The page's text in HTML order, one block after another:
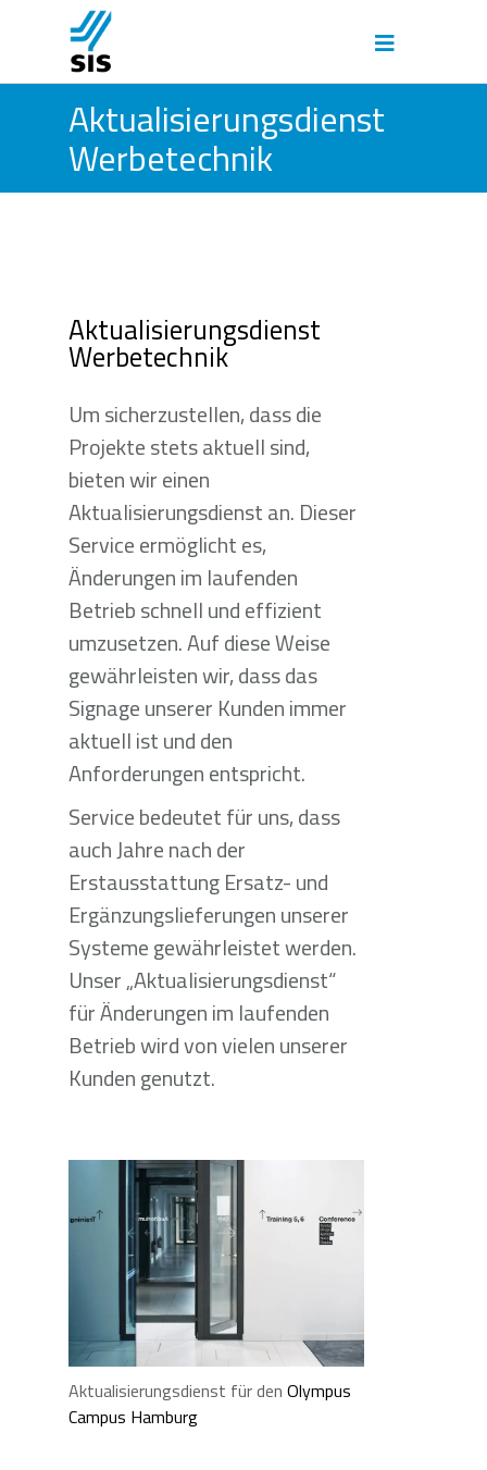
Aktualisierungsdienst
Werbetechnik
Aktualisierungsdienst
Werbetechnik
Um sicherzustellen, dass die
Projekte stets aktuell sind,
bieten wir einen
Aktualisierungsdienst an. Dieser
Service ermöglicht es,
Änderungen im laufenden
Betrieb schnell und effizient
umzusetzen. Auf diese Weise
gewährleisten wir, dass das
Signage unserer Kunden immer
aktuell ist und den
Anforderungen entspricht.
Service bedeutet für uns, dass
auch Jahre nach der
Erstausstattung Ersatz- und
Ergänzungslieferungen unserer
Systeme gewährleistet werden.
Unser „Aktualisierungsdienst“
für Änderungen im laufenden
Betrieb wird von vielen unserer
Kunden genutzt.
Aktualisierungsdienst für den Olympus
Campus Hamburg